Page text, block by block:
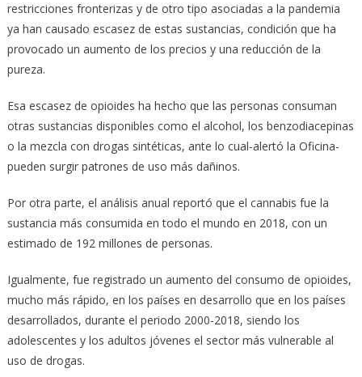
restricciones fronterizas y de otro tipo asociadas a la pandemia
ya han causado escasez de estas sustancias, condición que ha
provocado un aumento de los precios y una reducción de la
pureza.
Esa escasez de opioides ha hecho que las personas consuman
otras sustancias disponibles como el alcohol, los benzodiacepinas
o la mezcla con drogas sintéticas, ante lo cual-alertó la Oficina-
pueden surgir patrones de uso más dañinos.
Por otra parte, el análisis anual reportó que el cannabis fue la
sustancia más consumida en todo el mundo en 2018, con un
estimado de 192 millones de personas.
Igualmente, fue registrado un aumento del consumo de opioides,
mucho más rápido, en los países en desarrollo que en los países
desarrollados, durante el periodo 2000-2018, siendo los
adolescentes y los adultos jóvenes el sector más vulnerable al
uso de drogas.